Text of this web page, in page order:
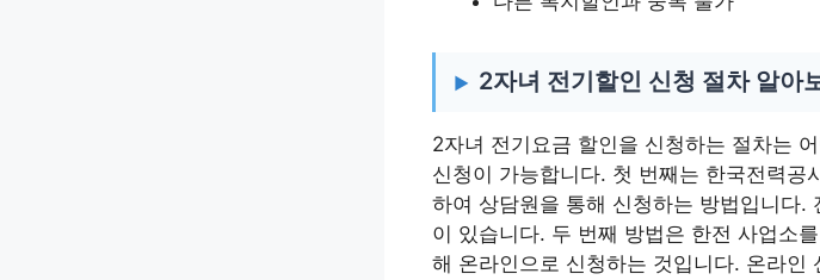
2자녀 전기할인 신청 절차 알아
2자녀 전기요금 할인을 신청하는 절차는
신청이 가능합니다. 첫 번째는 한국전력
하여 상담원을 통해 신청하는 방법입니다.
이 있습니다. 두 번째 방법은 한전 사업소
해 온라인으로 신청하는 것입니다. 온라인